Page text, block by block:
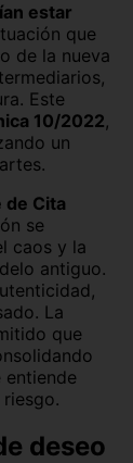
estar
que
de la nueva
Este
10/2022,
un
Cita
se
caos y la
antiguo.
La
que
entiende
deseo